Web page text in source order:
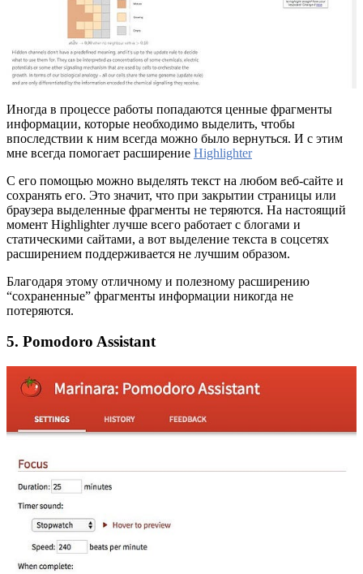
Иногда в процессе работы попадаются ценные фрагменты
информации, которые необходимо выделить, чтобы
впоследствии к ним всегда можно было вернуться. И с этим
мне всегда помогает расширение Highlighter
С его помощью можно выделять текст на любом веб-сайте и
сохранять его. Это значит, что при закрытии страницы или
браузера выделенные фрагменты не теряются. На настоящий
момент Highlighter лучше всего работает с блогами и
статическими сайтами, а вот выделение текста в соцсетях
расширением поддерживается не лучшим образом.
Благодаря этому отличному и полезному расширению
“сохраненные” фрагменты информации никогда не
потеряются.
5. Pomodoro Assistant